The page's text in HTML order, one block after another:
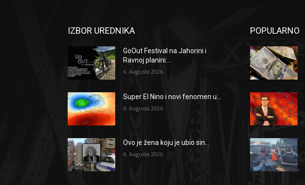
IZBOR UREDNIKA
GoOut Festival na Jahorini i
Ravnoj planini:...
6. Augusta 2026.
Super El Nino i novi fenomen u...
6. Augusta 2026.
Ovo je žena koju je ubio sin...
6. Augusta 2026.
POPULARNO